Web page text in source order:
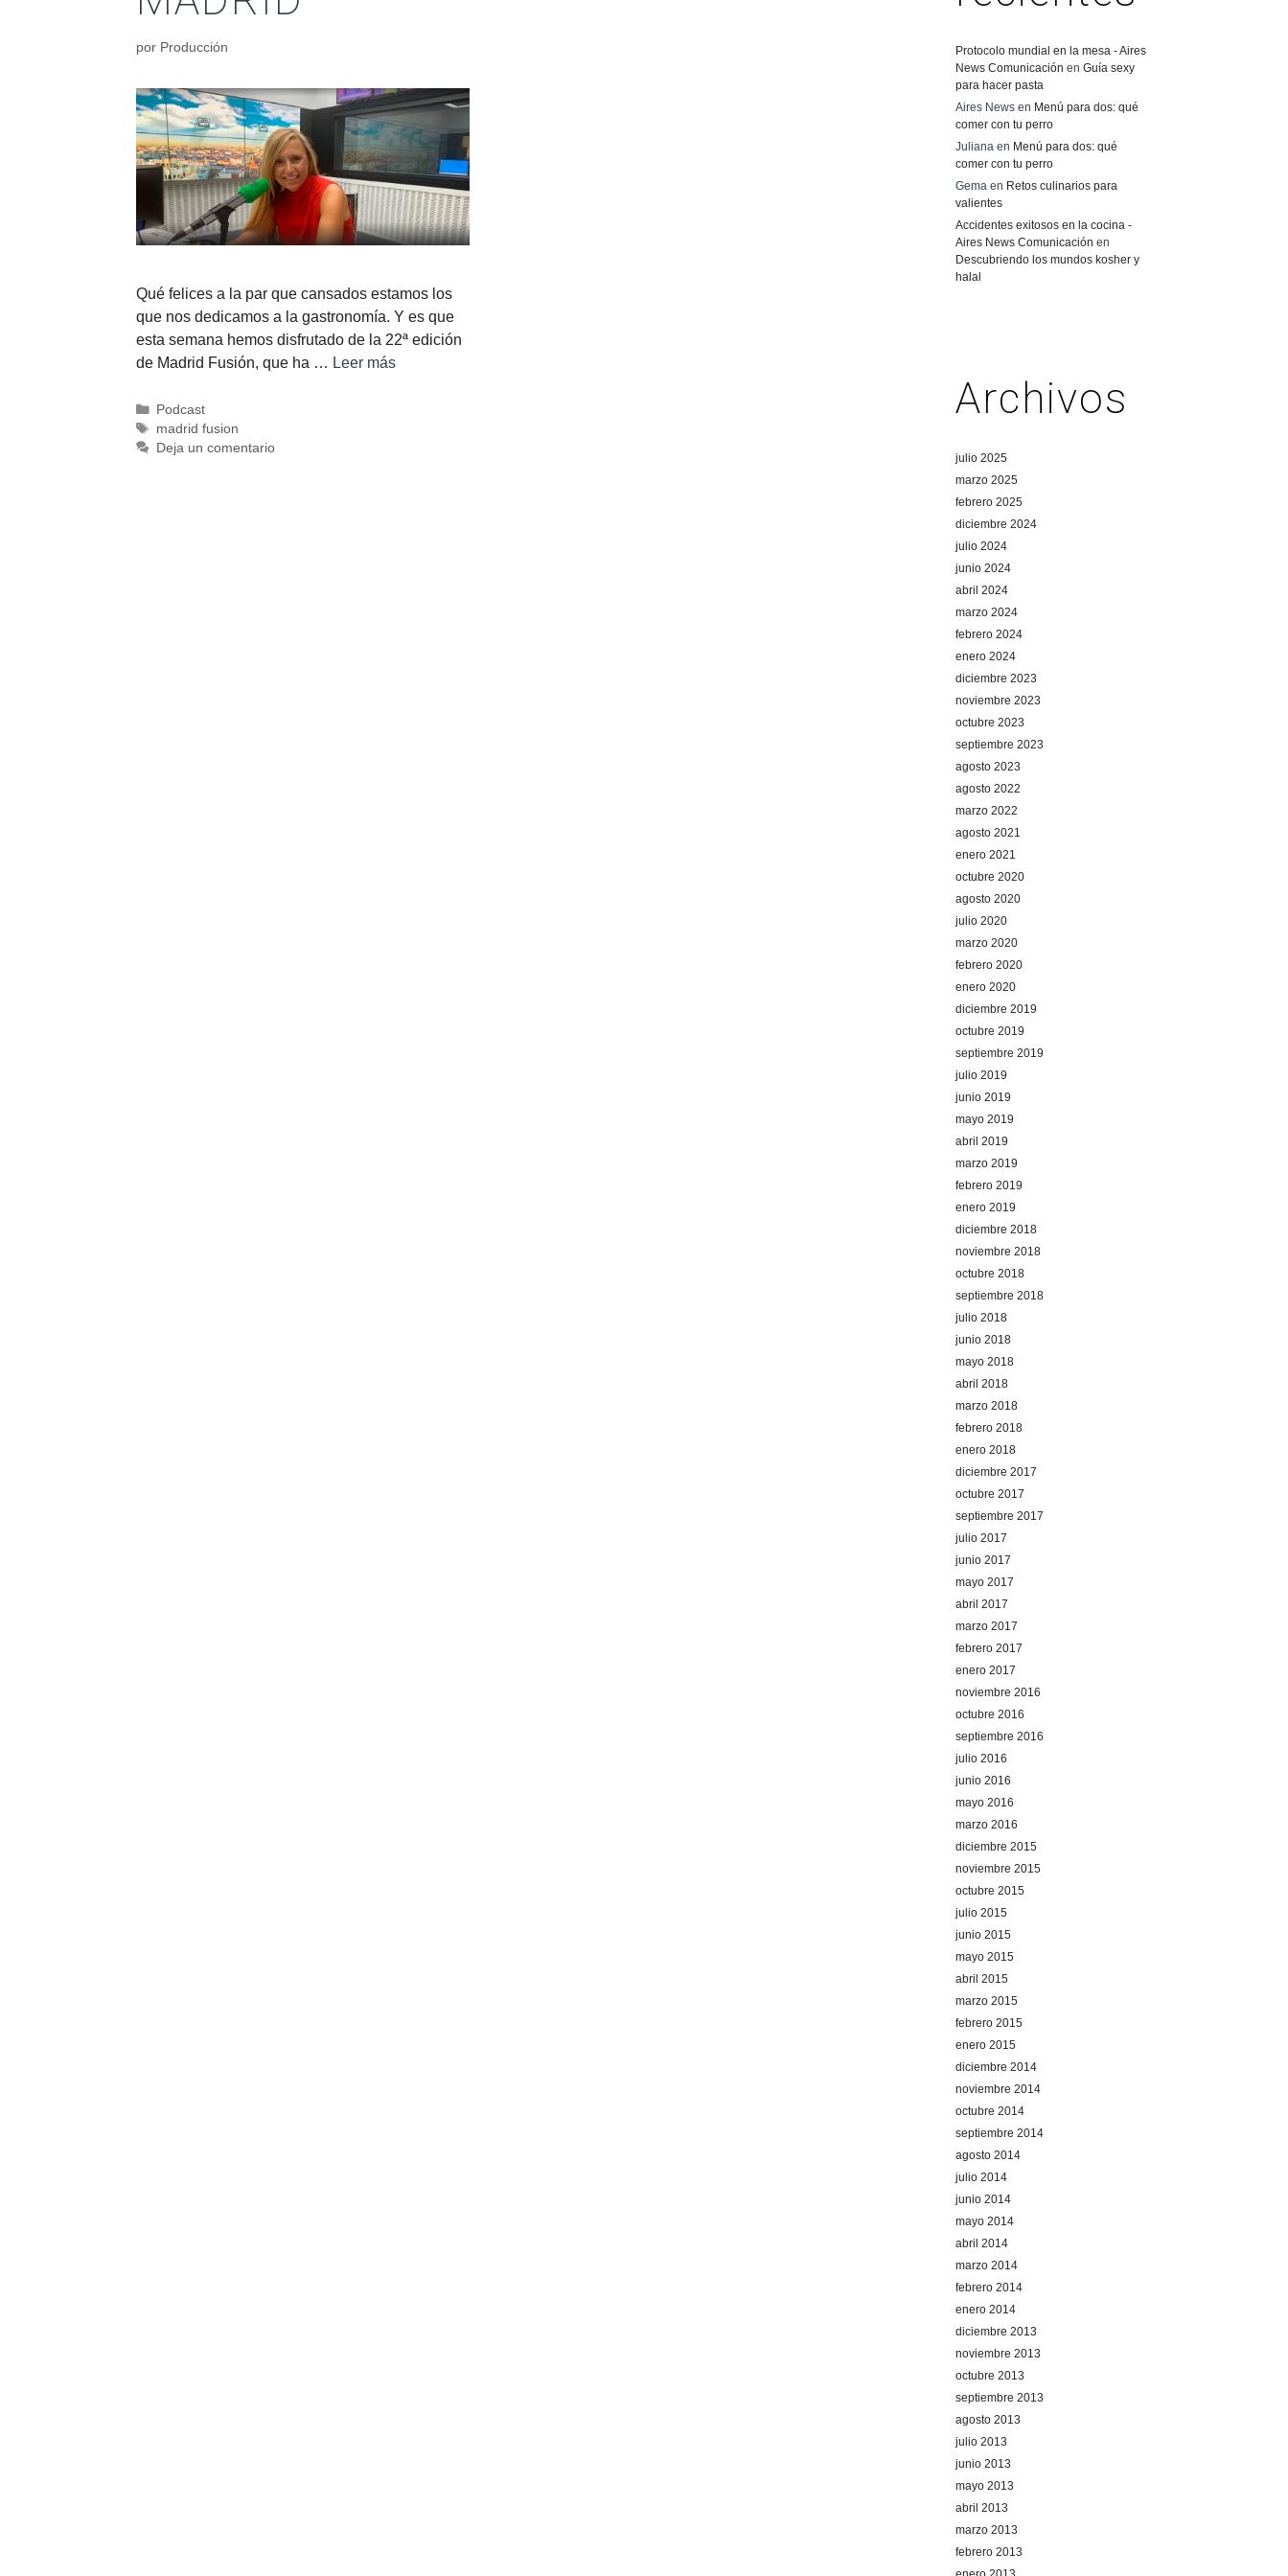
por Producción
Qué felices a la par que cansados estamos los
que nos dedicamos a la gastronomía. Y es que
esta semana hemos disfrutado de la 22ª edición
de Madrid Fusión, que ha … Leer más
Podcast
madrid fusion
Deja un comentario
Protocolo mundial en la mesa - Aires
News Comunicación en Guía sexy
para hacer pasta
Aires News en Menú para dos: qué
comer con tu perro
Juliana en Menú para dos: qué
comer con tu perro
Gema en Retos culinarios para
valientes
Accidentes exitosos en la cocina -
Aires News Comunicación en
Descubriendo los mundos kosher y
halal
Archivos
julio 2025
marzo 2025
febrero 2025
diciembre 2024
julio 2024
junio 2024
abril 2024
marzo 2024
febrero 2024
enero 2024
diciembre 2023
noviembre 2023
octubre 2023
septiembre 2023
agosto 2023
agosto 2022
marzo 2022
agosto 2021
enero 2021
octubre 2020
agosto 2020
julio 2020
marzo 2020
febrero 2020
enero 2020
diciembre 2019
octubre 2019
septiembre 2019
julio 2019
junio 2019
mayo 2019
abril 2019
marzo 2019
febrero 2019
enero 2019
diciembre 2018
noviembre 2018
octubre 2018
septiembre 2018
julio 2018
junio 2018
mayo 2018
abril 2018
marzo 2018
febrero 2018
enero 2018
diciembre 2017
octubre 2017
septiembre 2017
julio 2017
junio 2017
mayo 2017
abril 2017
marzo 2017
febrero 2017
enero 2017
noviembre 2016
octubre 2016
septiembre 2016
julio 2016
junio 2016
mayo 2016
marzo 2016
diciembre 2015
noviembre 2015
octubre 2015
julio 2015
junio 2015
mayo 2015
abril 2015
marzo 2015
febrero 2015
enero 2015
diciembre 2014
noviembre 2014
octubre 2014
septiembre 2014
agosto 2014
julio 2014
junio 2014
mayo 2014
abril 2014
marzo 2014
febrero 2014
enero 2014
diciembre 2013
noviembre 2013
octubre 2013
septiembre 2013
agosto 2013
julio 2013
junio 2013
mayo 2013
abril 2013
marzo 2013
febrero 2013